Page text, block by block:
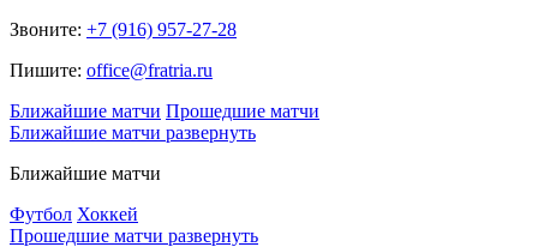
Звоните: +7 (916) 957-27-28
Пишите: office@fratria.ru
Ближайшие матчи Прошедшие матчи
Ближайшие матчи развернуть
Ближайшие матчи
Футбол Хоккей
Прошедшие матчи развернуть